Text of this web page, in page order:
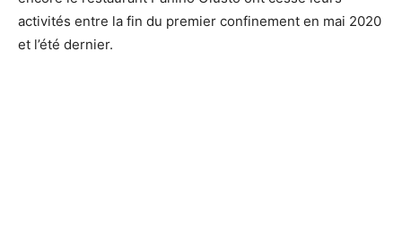
activités entre la fin du premier confinement en mai 2020
et l’été dernier.